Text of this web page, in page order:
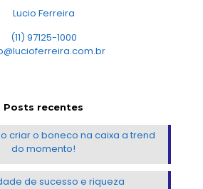
Lucio Ferreira
(11) 97125-1000
Posts recentes
criar o boneco na caixa a trend
do momento!
de sucesso e riqueza